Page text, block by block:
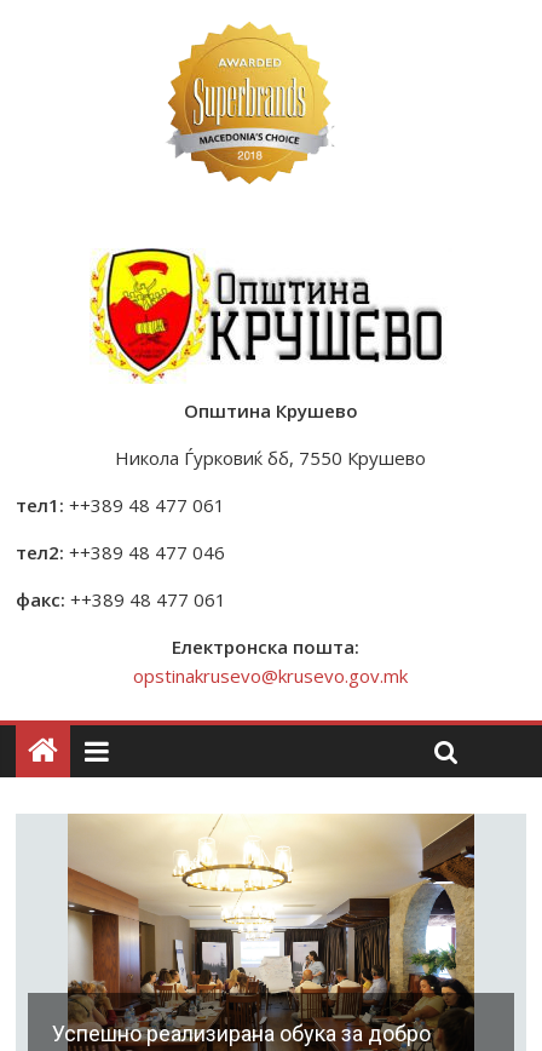
Општина Крушево
Никола Ѓурковиќ бб, 7550 Крушево
тел1: ++389 48 477 061
тел2: ++389 48 477 046
факс: ++389 48 477 061
Електронска пошта:
opstinakrusevo@krusevo.gov.mk
Успешно реализирана обука за добро